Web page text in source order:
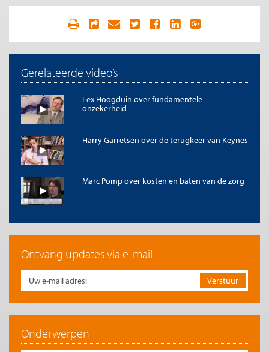
Gerelateerde video’s
Lex Hoogduin over fundamentele
onzekerheid
Harry Garretsen over de terugkeer van Keynes
Marc Pomp over kosten en baten van de zorg
Ontvang updates via e-mail
Onderwerpen